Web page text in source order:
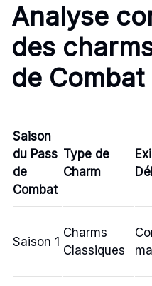
Analyse
des
de
Saison
du Pass
de
Combat
Type de
Charm
Saison 1
Charms
Classiques